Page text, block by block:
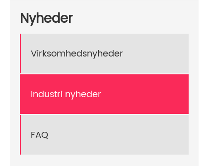
Nyheder
Virksomhedsnyheder
Industri nyheder
FAQ